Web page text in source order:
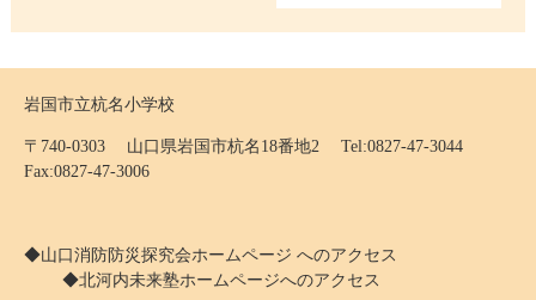
岩国市立杭名小学校
〒740-0303 山口県岩国市杭名18番地2 Tel:0827-47-3044
Fax:0827-47-3006
◆山口消防防災探究会ホームページ へのアクセス
◆北河内未来塾ホームページへのアクセス